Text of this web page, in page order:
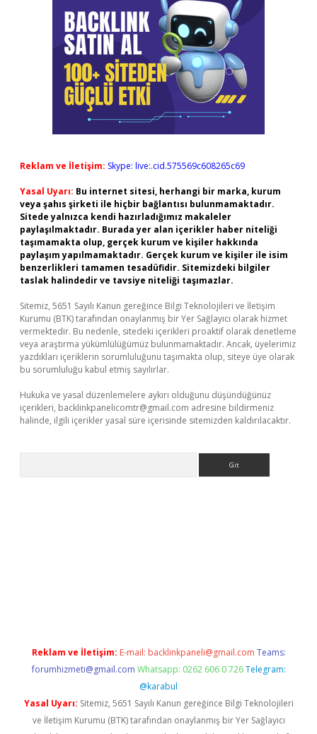
Reklam ve İletişim: Skype: live:.cid.575569c608265c69
Yasal Uyarı: Bu internet sitesi, herhangi bir marka, kurum
veya şahıs şirketi ile hiçbir bağlantısı bulunmamaktadır.
Sitede yalnızca kendi hazırladığımız makaleler
paylaşılmaktadır. Burada yer alan içerikler haber niteliği
taşımamakta olup, gerçek kurum ve kişiler hakkında
paylaşım yapılmamaktadır. Gerçek kurum ve kişiler ile isim
benzerlikleri tamamen tesadüfidir. Sitemizdeki bilgiler
taslak halindedir ve tavsiye niteliği taşımazlar.
Sitemiz, 5651 Sayılı Kanun gereğince Bilgi Teknolojileri ve İletişim
Kurumu (BTK) tarafından onaylanmış bir Yer Sağlayıcı olarak hizmet
vermektedir. Bu nedenle, sitedeki içerikleri proaktif olarak denetleme
veya araştırma yükümlülüğümüz bulunmamaktadır. Ancak, üyelerimiz
yazdıkları içeriklerin sorumluluğunu taşımakta olup, siteye üye olarak
bu sorumluluğu kabul etmiş sayılırlar.
Hukuka ve yasal düzenlemelere aykırı olduğunu düşündüğünüz
içerikleri, backlinkpanelicomtr@gmail.com adresine bildirmeniz
halinde, ilgili içerikler yasal süre içerisinde sitemizden kaldırılacaktır.
Reklam ve İletişim: E-mail: backlinkpaneli@gmail.com Teams:
forumhizmeti@gmail.com Whatsapp: 0262 606 0 726 Telegram:
@karabul
Yasal Uyarı: Sitemiz, 5651 Sayılı Kanun gereğince Bilgi Teknolojileri
ve İletişim Kurumu (BTK) tarafından onaylanmış bir Yer Sağlayıcı